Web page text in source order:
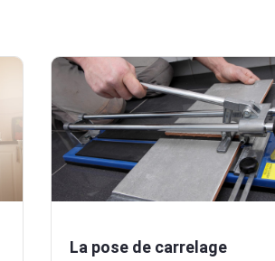
La pose de carrelage